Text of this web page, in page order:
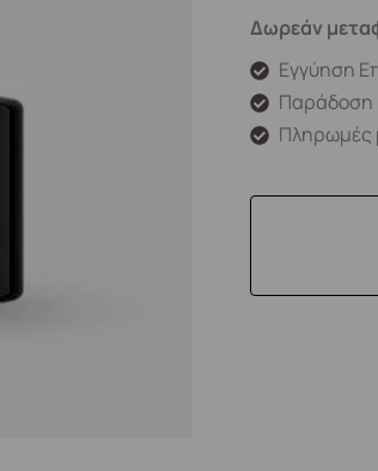
Δωρεάν
Εγγύηση
Παράδοση
Πληρωμές